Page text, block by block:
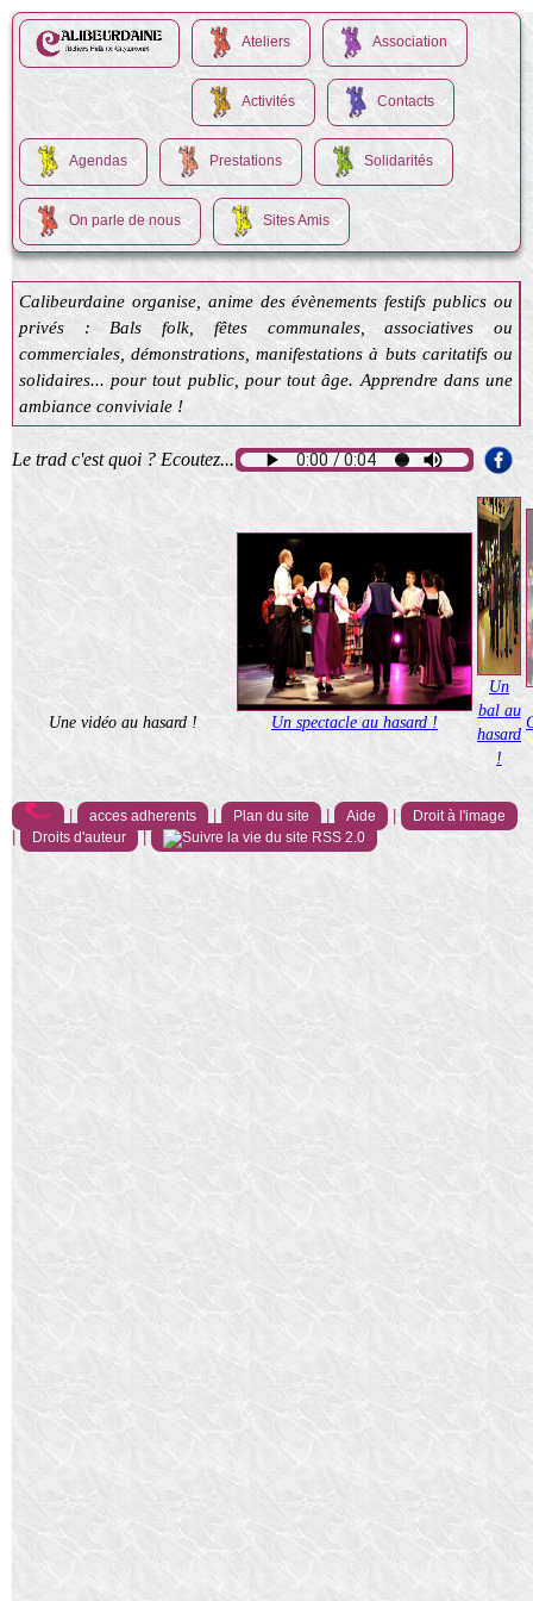
Ateliers Association
Activités Contacts
Agendas Prestations Solidarités
On parle de nous Sites Amis
Calibeurdaine organise, anime des évènements festifs publics ou
privés : Bals folk, fêtes communales, associatives ou
commerciales, démonstrations, manifestations à buts caritatifs ou
solidaires... pour tout public, pour tout âge. Apprendre dans une
ambiance conviviale !
Le trad c'est quoi ? Ecoutez...
Une vidéo au hasard ! Un spectacle au hasard !
Un
bal au
hasard
!
acces adherents Plan du site Aide | Droit à l'image
Droits d'auteur RSS 2.0